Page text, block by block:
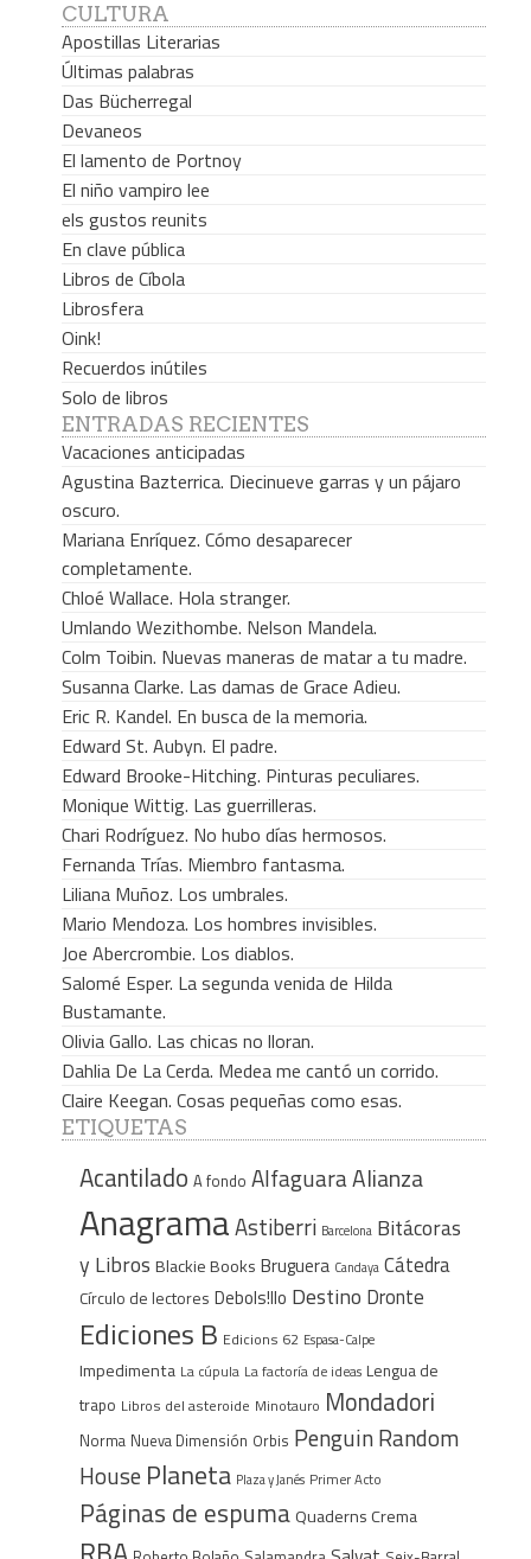
CULTURA
Apostillas Literarias
Últimas palabras
Das Bücherregal
Devaneos
El lamento de Portnoy
El niño vampiro lee
els gustos reunits
En clave pública
Libros de Cíbola
Librosfera
Oink!
Recuerdos inútiles
Solo de libros
ENTRADAS RECIENTES
Vacaciones anticipadas
Agustina Bazterrica. Diecinueve garras y un pájaro
oscuro.
Mariana Enríquez. Cómo desaparecer
completamente.
Chloé Wallace. Hola stranger.
Umlando Wezithombe. Nelson Mandela.
Colm Toibin. Nuevas maneras de matar a tu madre.
Susanna Clarke. Las damas de Grace Adieu.
Eric R. Kandel. En busca de la memoria.
Edward St. Aubyn. El padre.
Edward Brooke-Hitching. Pinturas peculiares.
Monique Wittig. Las guerrilleras.
Chari Rodríguez. No hubo días hermosos.
Fernanda Trías. Miembro fantasma.
Liliana Muñoz. Los umbrales.
Mario Mendoza. Los hombres invisibles.
Joe Abercrombie. Los diablos.
Salomé Esper. La segunda venida de Hilda
Bustamante.
Olivia Gallo. Las chicas no lloran.
Dahlia De La Cerda. Medea me cantó un corrido.
Claire Keegan. Cosas pequeñas como esas.
ETIQUETAS
Acantilado A fondo AlfaguaraAlianza
AnagramaAstiberri Barcelona Bitácoras
y Libros Blackie Books Bruguera Candaya Cátedra
Círculo de lectores Debols!llo Destino Dronte
Ediciones B Edicions 62 Espasa-Calpe
Impedimenta La cúpula La factoría de ideas Lengua de
trapo Libros del asteroide Minotauro Mondadori
Norma Nueva Dimensión Orbis Penguin Random
House Planeta Plaza y Janés Primer Acto
Páginas de espumaQuaderns Crema